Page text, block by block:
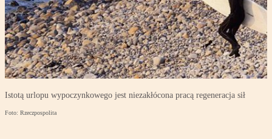
Istotą urlopu wypoczynkowego jest niezakłócona pracą regeneracja sił
Foto: Rzeczpospolita